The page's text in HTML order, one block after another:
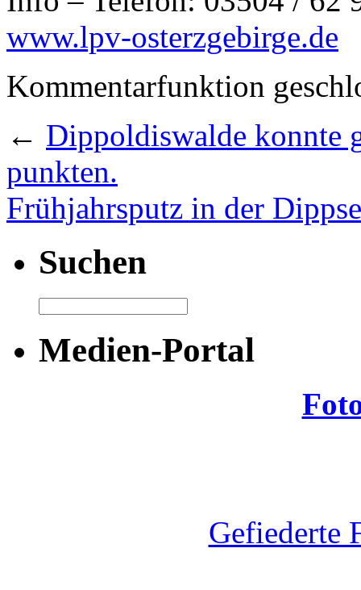
www.lpv-osterzgebirge.de
Kommentarfunktion
← Dippoldiswalde konnte
punkten.
Frühjahrsputz in der
Suchen
Medien-Portal
Gefiederte